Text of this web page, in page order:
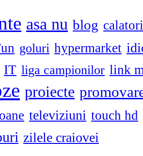
asa nu blog
goluri hypermarket
IT liga campionilor link
proiecte
televiziuni touch hd
zilele craiovei